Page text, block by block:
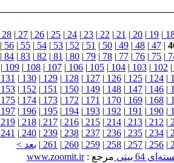
|
19
|
20
|
21
|
22
|
23
|
24
|
25
|
26
|
27
|
28
|
47
|
48
|
49
|
50
|
51
|
52
|
53
|
54
|
55
|
56
|
|
75
|
76
|
77
|
78
|
79
|
80
|
81
|
82
|
83
|
84
|
|
102
|
103
|
104
|
105
|
106
|
107
|
108
|
109
|
|
124
|
125
|
126
|
127
|
128
|
129
|
130
|
131
|
146
|
147
|
148
|
149
|
150
|
151
|
152
|
153
|
168
|
169
|
170
|
171
|
172
|
173
|
174
|
175
|
190
|
191
|
192
|
193
|
194
|
195
|
196
|
197
|
212
|
213
|
214
|
215
|
216
|
217
|
218
|
219
|
234
|
235
|
236
|
237
|
238
|
239
|
240
|
241
|
256
|
257
|
258
|
259
|
260
|
261
| بعد >
بیتی
مرجع :www.zoomit.ir